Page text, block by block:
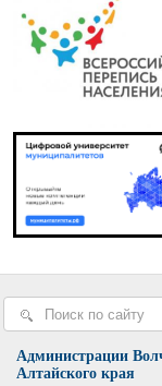
Администрации
Алтайского края